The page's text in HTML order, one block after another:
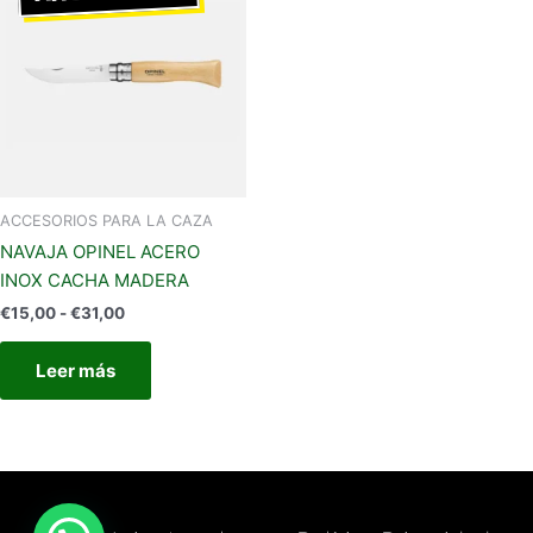
ACCESORIOS PARA LA CAZA
NAVAJA OPINEL ACERO
INOX CACHA MADERA
€15,00 -€31,00
desde
hasta
€31,00
Leer más